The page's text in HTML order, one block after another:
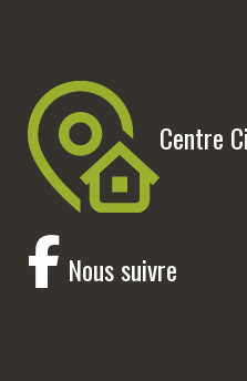
Centre
Nous suivre